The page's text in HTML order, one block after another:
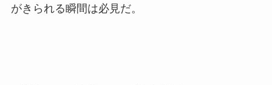
がきられる瞬間は必見だ。